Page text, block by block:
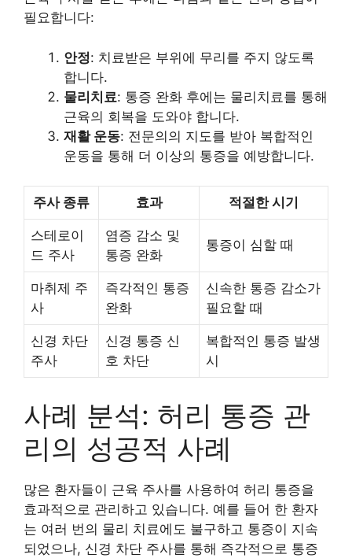
필요합니다:
안정: 치료받은 부위에 무리를 주지 않도록
합니다.
물리치료: 통증 완화 후에는 물리치료를 통해
근육의 회복을 도와야 합니다.
재활 운동: 전문의의 지도를 받아 복합적인
운동을 통해 더 이상의 통증을 예방합니다.
주사 종류 효과 적절한 시기
스테로이
드 주사
염증 감소 및
통증 완화
통증이 심할 때
마취제 주
사
즉각적인 통증
완화
신속한 통증 감소가
필요할 때
신경 차단
주사
신경 통증 신
호 차단
복합적인 통증 발생
시
사례 분석: 허리 통증 관
리의 성공적 사례
많은 환자들이 근육 주사를 사용하여 허리 통증을
효과적으로 관리하고 있습니다. 예를 들어 한 환자
는 여러 번의 물리 치료에도 불구하고 통증이 지속
되었으나, 신경 차단 주사를 통해 즉각적으로 통증